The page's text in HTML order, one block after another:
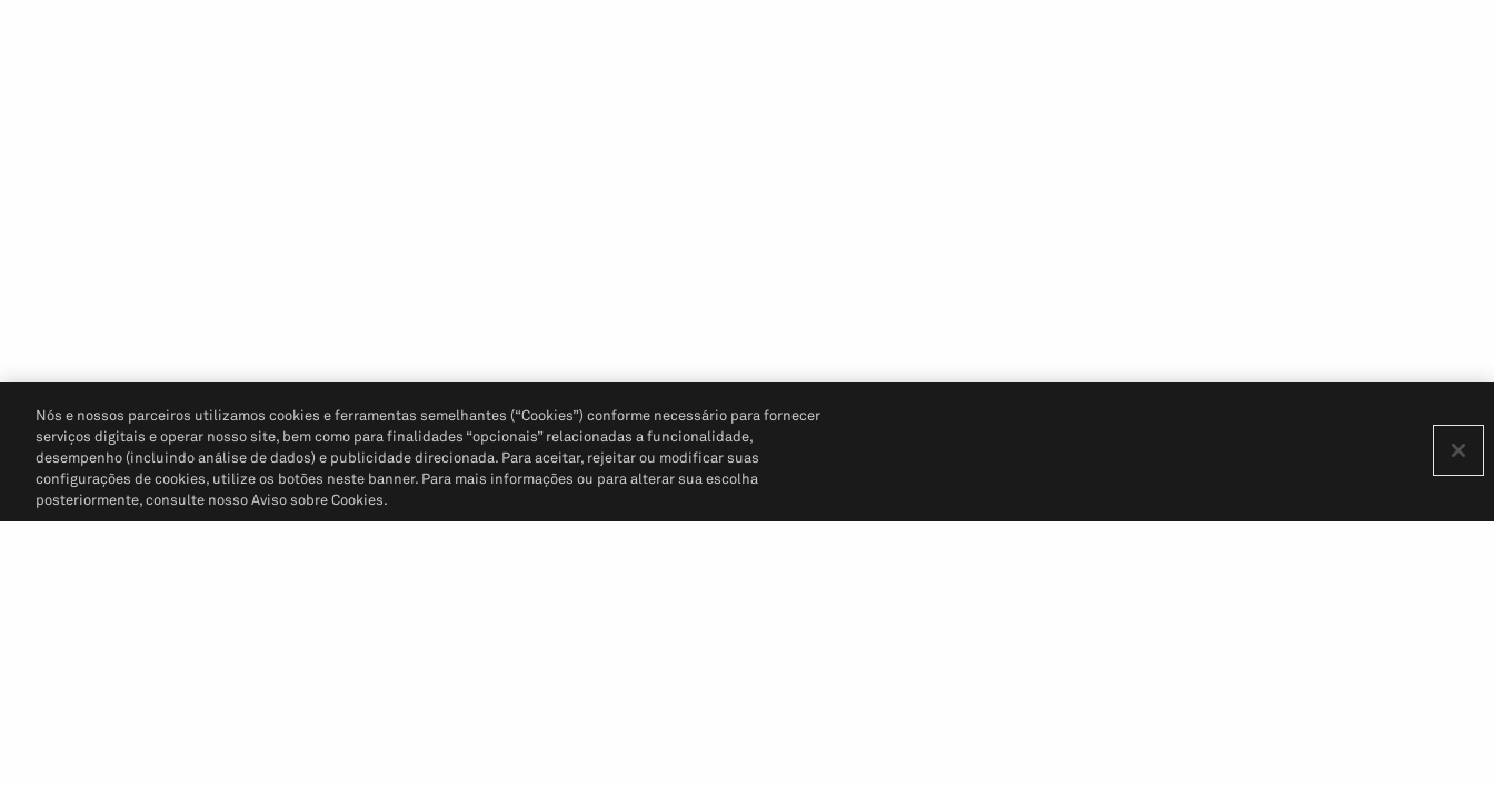
Nós e nossos parceiros utilizamos cookies e ferramentas semelhantes (“Cookies”) conforme necessário para fornecer
serviços digitais e operar nosso site, bem como para finalidades “opcionais” relacionadas a funcionalidade,
desempenho (incluindo análise de dados) e publicidade direcionada. Para aceitar, rejeitar ou modificar suas
configurações de cookies, utilize os botões neste banner. Para mais informações ou para alterar sua escolha
posteriormente, consulte nosso Aviso sobre Cookies.